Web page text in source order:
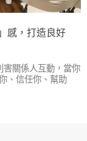
感，打造良好
害關係人互動，當你
、信任你、幫助